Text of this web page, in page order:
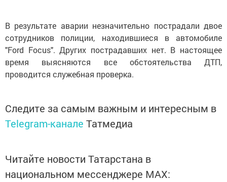
В результате аварии незначительно пострадали двое
сотрудников полиции, находившиеся в автомобиле
"Ford Focus". Других пострадавших нет. В настоящее
время выясняются все обстоятельства ДТП,
проводится служебная проверка.
Следите за самым важным и интересным в
Telegram-канале Татмедиа
Читайте новости Татарстана в
национальном мессенджере MАХ: